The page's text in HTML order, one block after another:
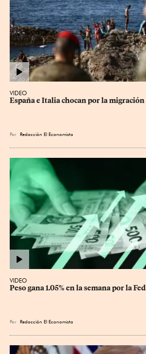
VIDEO
España e Italia chocan por la migración
Por Redacción El Economista
VIDEO
Peso gana 1.05% en la semana por la Fed
Por Redacción El Economista